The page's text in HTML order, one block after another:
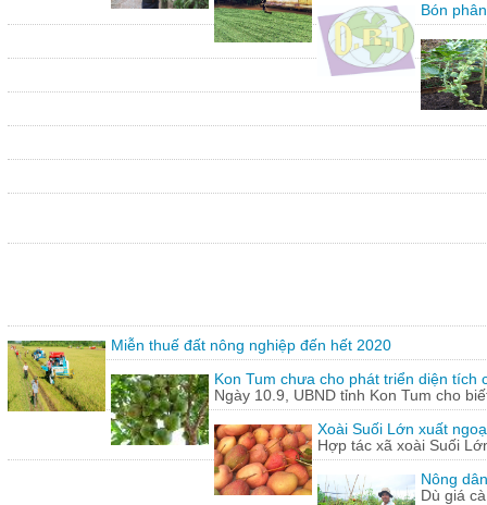
Bón
Miễn thuế đất nông nghiệp đến hết 2020
Kon Tum chưa cho phát triển diện tích
Ngày 10.9, UBND tỉnh Kon Tum cho
Xoài Suối Lớn xuất
Hợp tác xã xoài Suối
Nông
Dù giá